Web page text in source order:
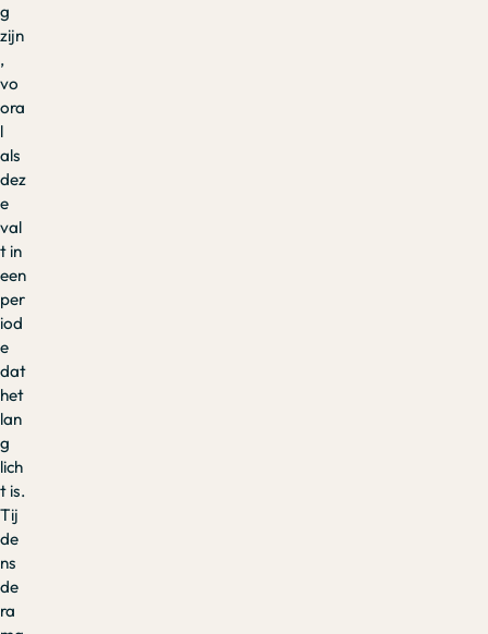
g
zijn
,
vo
ora
l
als
dez
e
val
t in
een
per
iod
e
dat
het
lan
g
lich
t is.
Tij
de
ns
de
ra